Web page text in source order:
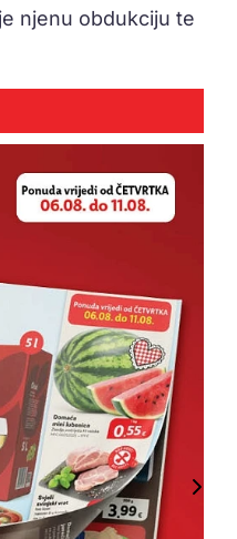
njenu obdukciju te